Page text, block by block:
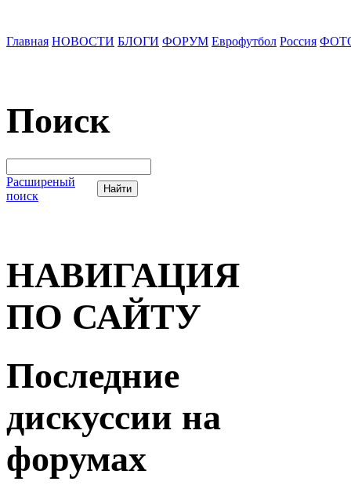
Главная НОВОСТИ БЛОГИ ФОРУМ Еврофутбол Россия
Поиск
Расширеный
поиск
НАВИГАЦИЯ
ПО САЙТУ
Последние
дискуссии на
форумах